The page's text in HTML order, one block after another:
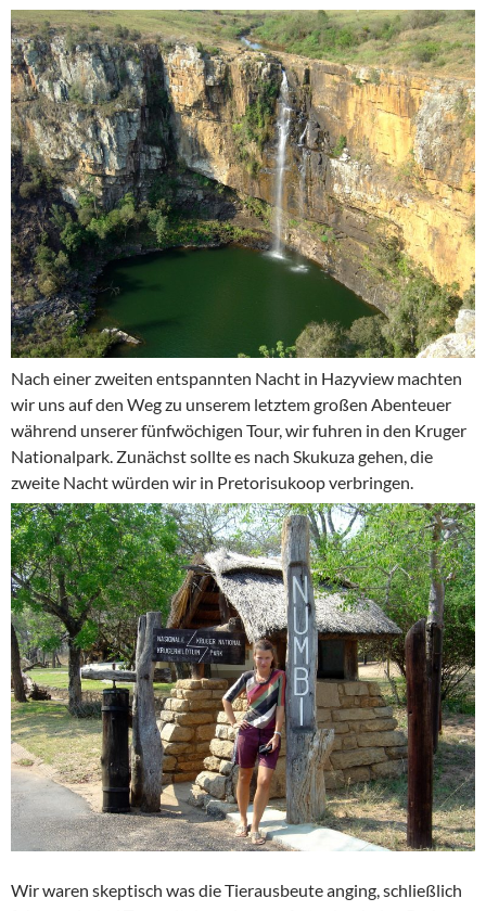
Nach einer zweiten entspannten Nacht in Hazyview machten
wir uns auf den Weg zu unserem letztem großen Abenteuer
während unserer fünfwöchigen Tour, wir fuhren in den Kruger
Nationalpark. Zunächst sollte es nach Skukuza gehen, die
zweite Nacht würden wir in Pretorisukoop verbringen.
Wir waren skeptisch was die Tierausbeute anging, schließlich